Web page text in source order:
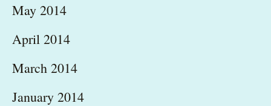
May 2014
April 2014
March 2014
January 2014